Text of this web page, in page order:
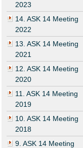
2023
14. ASK 14 Meeting
2022
13. ASK 14 Meeting
2021
12. ASK 14 Meeting
2020
11. ASK 14 Meeting
2019
10. ASK 14 Meeting
2018
9. ASK 14 Meeting